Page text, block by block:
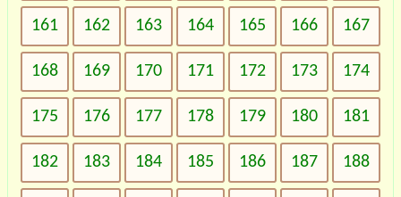
161 162 163 164 165 166 167
168 169 170 171 172 173 174
175 176 177 178 179 180 181
182 183 184 185 186 187 188